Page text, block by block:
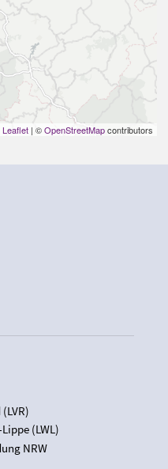
Leaflet | ©OpenStreetMapcontributors
(LWL)
NRW